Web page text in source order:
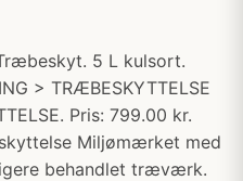
5 L kulsort.
> TRÆBESKYTTELSE
Pris: 799.00 kr.
Miljømærket med
behandlet træværk.